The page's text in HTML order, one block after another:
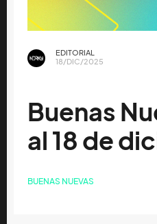
EDITORIAL
18/DIC/2025
Buenas
al 18 de
BUENAS NUEVAS